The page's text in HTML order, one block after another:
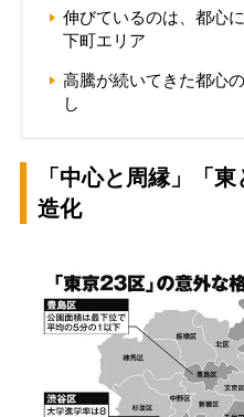
伸びているのは、都心
下町エリア
高騰が続いてきた都心
し
「中心と周縁」「
造化